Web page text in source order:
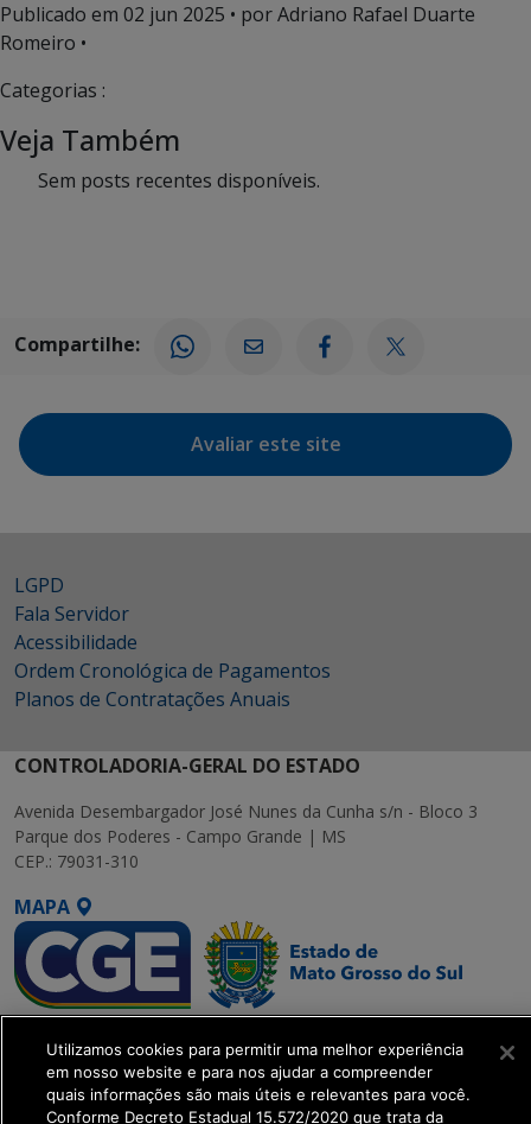
Publicado em 02 jun 2025 • por Adriano Rafael Duarte
Romeiro •
Categorias :
Veja Também
Sem posts recentes disponíveis.
Compartilhe:
Avaliar este site
LGPD
Fala Servidor
Acessibilidade
Ordem Cronológica de Pagamentos
Planos de Contratações Anuais
CONTROLADORIA-GERAL DO ESTADO
Avenida Desembargador José Nunes da Cunha s/n - Bloco 3
Parque dos Poderes - Campo Grande | MS
CEP.: 79031-310
MAPA
SETDIG | Secretaria-
Executiva de
Transformação Digital
Utilizamos cookies para permitir uma melhor experiência
em nosso website e para nos ajudar a compreender
quais informações são mais úteis e relevantes para você.
Conforme Decreto Estadual 15.572/2020 que trata da